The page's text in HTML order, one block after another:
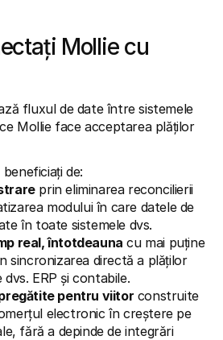
Mollie cu
fluxul de date între sistemele
Mollie face acceptarea plăților
de:
prin eliminarea reconcilierii
modului în care datele de
în toate sistemele dvs.
real, întotdeauna cu mai puține
sincronizarea directă a plăților
ERP și contabile.
pentru viitor construite
electronic în creștere pe
fără a depinde de integrări
pe extrasul dvs. bancar
vânzări
ajuta afacerea